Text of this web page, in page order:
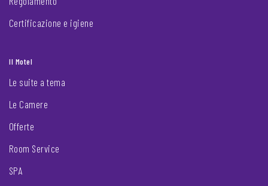
Certificazione e igiene
Il Motel
Le suite a tema
Le Camere
Offerte
Room Service
SPA